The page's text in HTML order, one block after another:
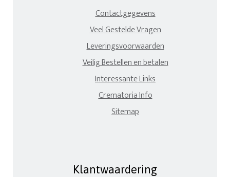
Contactgegevens
Veel Gestelde Vragen
Leveringsvoorwaarden
Veilig Bestellen en betalen
Interessante Links
Crematoria Info
Sitemap
Klantwaardering